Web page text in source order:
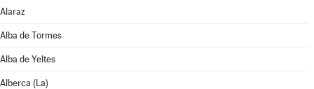
Alaraz
Alba de Tormes
Alba de Yeltes
Alberca (La)